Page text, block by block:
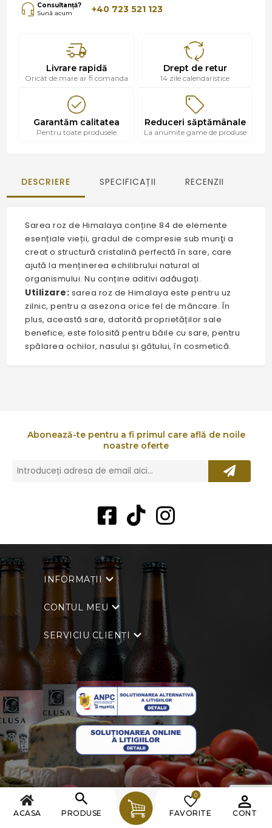
ACASA PRODUSE CONT
FAVORITE
0
Consultanță?
Sună acum
+40 723 521 123
Livrare rapidă
Oricât de mare ar fi comanda
Drept de retur
14 zile calendaristice
Garantăm calitatea
Pentru toate produsele
Reduceri săptămânale
La anumite game de produse
DESCRIERE SPECIFICAȚII RECENZII
Sarea roz de Himalaya conține 84 de elemente
esențiale vieții, gradul de compresie sub munţi a
creat o structură cristalină perfectă în sare, care
ajută la menținerea echilibrului natural al
organismului. Nu conține aditivi adăugați.
Utilizare: sarea roz de Himalaya este pentru uz
zilnic, pentru a asezona orice fel de mâncare. În
plus, această sare, datorită proprietăților sale
benefice, este folosită pentru băile cu sare, pentru
spălarea ochilor, nasului și gâtului, în cosmetică.
Abonează-te pentru a fi primul care află de noile
noastre oferte
INFORMAȚII
CONTUL MEU
SERVICIU CLIENȚI
Copyright © 2026 Clusa. Toate drepturile rezervate.
nopCommerce| Creat de